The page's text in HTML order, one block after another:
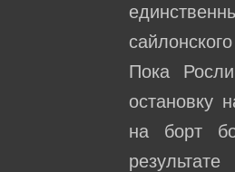
Пока
остановку
на борт